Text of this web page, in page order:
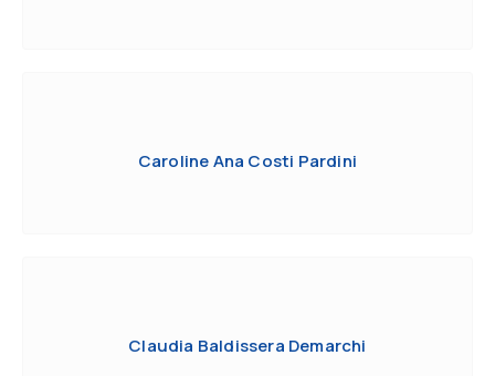
Caroline Ana Costi Pardini
Claudia Baldissera Demarchi